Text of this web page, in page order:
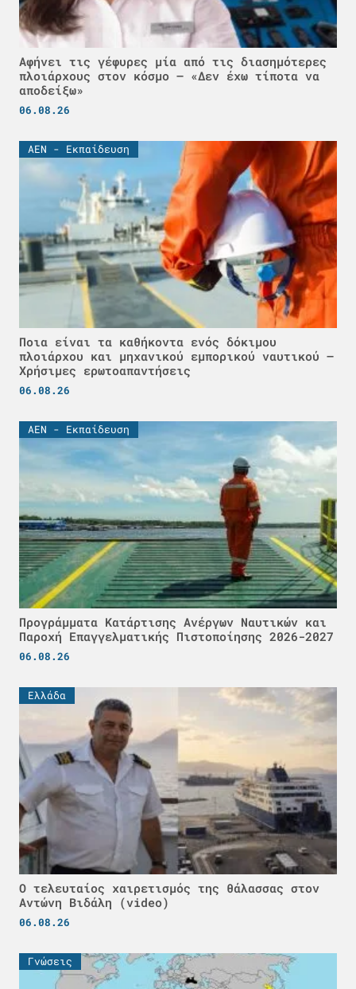
Αφήνει τις γέφυρες μία από τις διασημότερες
πλοιάρχους στον κόσμο – «Δεν έχω τίποτα να
αποδείξω»
06.08.26
ΑΕΝ - Εκπαίδευση
Ποια είναι τα καθήκοντα ενός δόκιμου
πλοιάρχου και μηχανικού εμπορικού ναυτικού –
Χρήσιμες ερωτοαπαντήσεις
06.08.26
ΑΕΝ - Εκπαίδευση
Προγράμματα Κατάρτισης Ανέργων Ναυτικών και
Παροχή Επαγγελματικής Πιστοποίησης 2026-2027
06.08.26
Ελλάδα
Ο τελευταίος χαιρετισμός της θάλασσας στον
Αντώνη Βιδάλη (video)
06.08.26
Γνώσεις